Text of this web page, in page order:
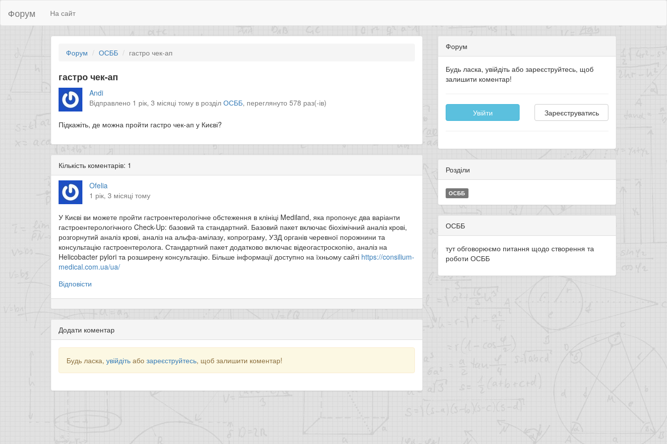
Форум На сайт
Форум ОСББ гастро чек-ап
гастро чек-ап
Andi
Відправлено 1 рік, 3 місяці тому в розділОСББ, переглянуто 578 раз(-ів)
Підкажіть, де можна пройти гастро чек-ап у Києві?
Кількість коментарів: 1
Ofelia
1 рік, 3 місяці тому
​У Києві ви можете пройти гастроентерологічне обстеження в клініці Mediland, яка пропонує два варіанти
гастроентерологічного Check-Up: базовий та стандартний. Базовий пакет включає біохімічний аналіз крові,
розгорнутий аналіз крові, аналіз на альфа-амілазу, копрограму, УЗД органів черевної порожнини та
консультацію гастроентеролога. Стандартний пакет додатково включає відеогастроскопію, аналіз на
Helicobacter pylori та розширену консультацію. Більше інформації доступно на їхньому сайті https://consilium-
medical.com.ua/ua/
Відповісти
Додати коментар
Будь ласка, увійдіть або зареєструйтесь, щоб залишити коментар!
Форум
Будь ласка, увійдіть або зареєструйтесь, щоб
залишити коментар!
Увійти Зареєструватись
Розділи
ОСББ
ОСББ
тут обговорюємо питання щодо створення та
роботи ОСББ